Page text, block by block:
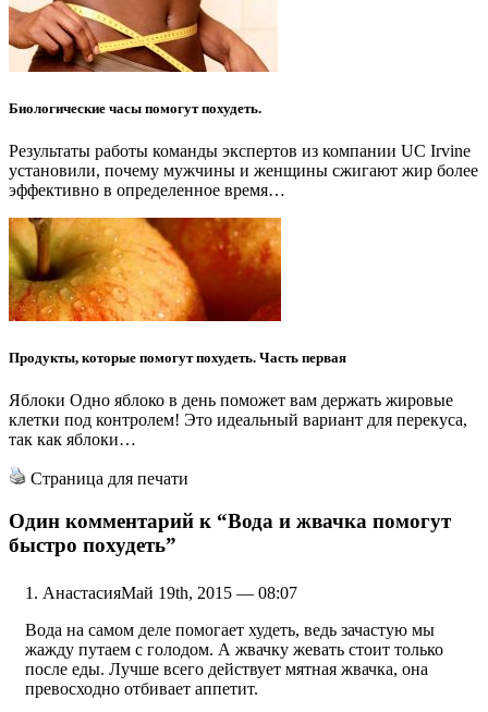
Биологические часы помогут похудеть.
Результаты работы команды экспертов из компании UC Irvine
установили, почему мужчины и женщины сжигают жир более
эффективно в определенное время…
Продукты, которые помогут похудеть. Часть первая
Яблоки Одно яблоко в день поможет вам держать жировые
клетки под контролем! Это идеальный вариант для перекуса,
так как яблоки…
Страница для печати
Один комментарий к “Вода и жвачка помогут
быстро похудеть”
АнастасияМай 19th, 2015 — 08:07
Вода на самом деле помогает худеть, ведь зачастую мы
жажду путаем с голодом. А жвачку жевать стоит только
после еды. Лучше всего действует мятная жвачка, она
превосходно отбивает аппетит.